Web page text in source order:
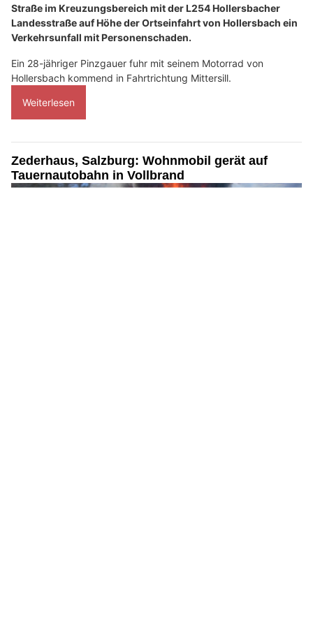
Straße im Kreuzungsbereich mit der L254 Hollersbacher
Landesstraße auf Höhe der Ortseinfahrt von Hollersbach ein
Verkehrsunfall mit Personenschaden.
Ein 28-jähriger Pinzgauer fuhr mit seinem Motorrad von
Hollersbach kommend in Fahrtrichtung Mittersill.
Weiterlesen
Zederhaus, Salzburg: Wohnmobil gerät auf
Tauernautobahn in Vollbrand